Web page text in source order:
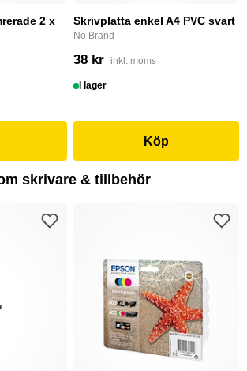
2 x
Skrivplatta enkel A4 PVC svart
No Brand
38 kr inkl. moms
I lager
Köp
skrivare & tillbehör